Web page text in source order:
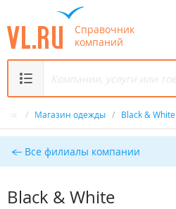
Справочник
компаний
/ Магазин одежды / Black & White
Все филиалы компании
Black & White